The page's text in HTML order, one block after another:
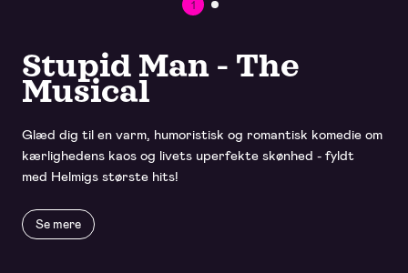
1 2
Stupid Man - The
Musical
Glæd dig til en varm, humoristisk og romantisk komedie om
kærlighedens kaos og livets uperfekte skønhed - fyldt
med Helmigs største hits!
Se mere